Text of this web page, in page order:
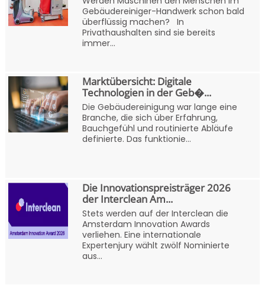
Gebäudereiniger-Handwerk schon bald
überflüssig machen? In
Privathaushalten sind sie bereits
immer...
Marktübersicht: Digitale
Technologien in der Geb�...
Die Gebäudereinigung war lange eine
Branche, die sich über Erfahrung,
Bauchgefühl und routinierte Abläufe
definierte. Das funktionie...
Die Innovationspreisträger 2026
der Interclean Am...
Stets werden auf der Interclean die
Amsterdam Innovation Awards
verliehen. Eine internationale
Expertenjury wählt zwölf Nominierte
aus...